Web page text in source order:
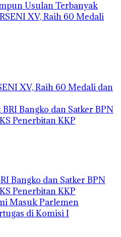
Usulan Terbanyak
XV, Raih 60 Medali dan
Bangko dan Satker BPN
Penerbitan KKP